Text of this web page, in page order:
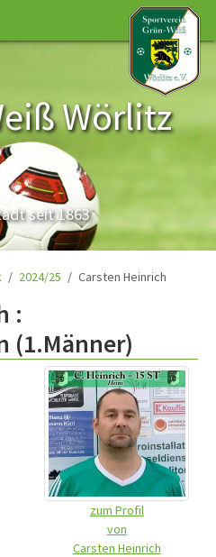
Wörlitz
seit 1863
2024/25 Carsten Heinrich
:
(1.Männer)
zum Profil
von
Carsten Heinrich